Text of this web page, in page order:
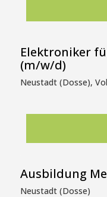
Elektroniker
(m/w/d)
Neustadt (Dosse),
Ausbildung
Neustadt (Dosse)